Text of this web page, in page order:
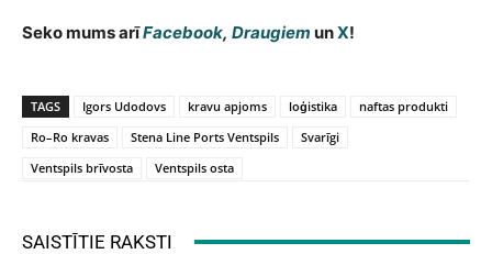
Seko mums arīFacebook, Draugiem unX!
TAGS Igors Udodovs kravu apjoms loģistika
naftas produkti
Ro–Ro kravas
Stena Line Ports Ventspils
Svarīgi
Ventspils brīvosta
Ventspils osta
SAISTĪTIE RAKSTI